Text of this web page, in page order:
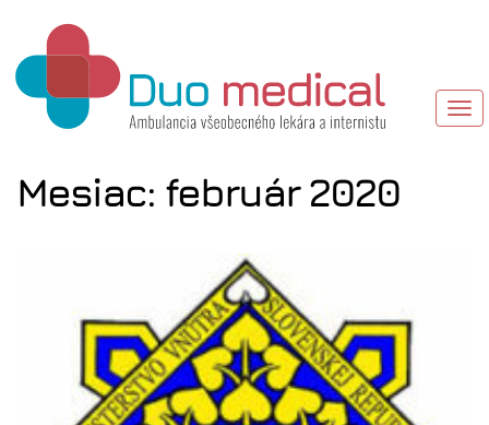
Mesiac: február 2020